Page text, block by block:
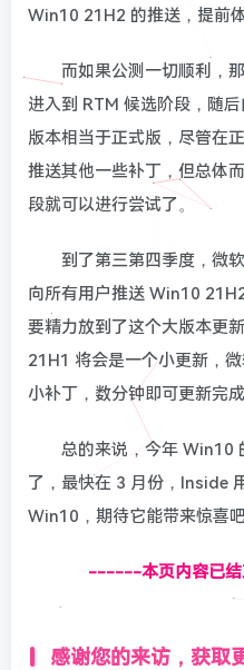
Win10 21H2 的推送，提前
而如果公测一切顺利，
进入到 RTM 候选阶段，随
版本相当于正式版，尽管在
推送其他一些补丁，但总体
段就可以进行尝试了。
到了第三第四季度，微
向所有用户推送 Win10
要精力放到了这个大版本更
21H1 将会是一个小更新，
小补丁，数分钟即可更新完成
总的来说，今年 Win10
了，最快在 3 月份，Inside
Win10，期待它能带来惊喜吧
------本页内容已
感谢您的来访，获取